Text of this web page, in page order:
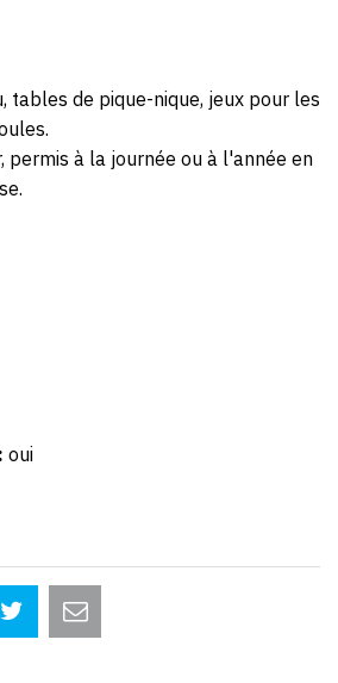
tables de pique-nique, jeux pour les
permis à la journée ou à l'année en
oui